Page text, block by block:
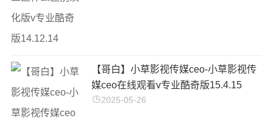
【哥白】小草影视传媒ceo-小草影视传
媒ceo在线观看v专业酷奇版15.4.15
2025-05-26